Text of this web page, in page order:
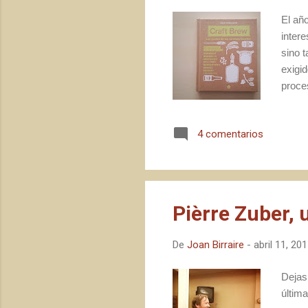
El
sino
4 comentarios
Pièrre Zuber,
De Joan Birraire - abril 11,